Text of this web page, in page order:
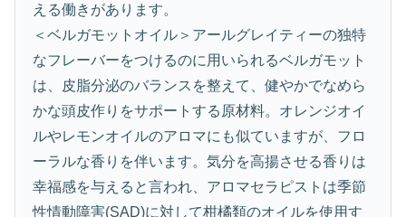
える働きがあります。
＜ベルガモットオイル＞アールグレイティーの独特
なフレーバーをつけるのに用いられるベルガモット
は、皮脂分泌のバランスを整えて、健やかでなめら
かな頭皮作りをサポートする原材料。オレンジオイ
ルやレモンオイルのアロマにも似ていますが、フロ
ーラルな香りを伴います。気分を高揚させる香りは
幸福感を与えると言われ、アロマセラピストは季節
性情動障害(SAD)に対して柑橘類のオイルを使用す